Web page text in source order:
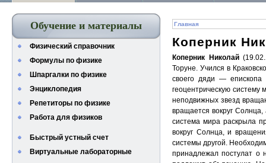
Обучение и материалы
Физический справочник
Формулы по физике
Шпаргалки по физике
Энциклопедия
Репетиторы по физике
Работа для физиков
Быстрый устный счет
Виртуальные лабораторные
Главная
Коперник
Коперник Николай
Торуне. Учился в
своего дяди — епископа
геоцентрическую
неподвижных звезд
вращается вокруг
система мира раскрыла
вокруг Солнца, и
системы другой.
принадлежал постулат о